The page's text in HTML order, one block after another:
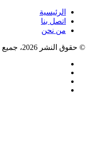
الرئيسية
اتصل بنا
من نحن
© حقوق النشر 2026، جميع الحقوق محفوظة |